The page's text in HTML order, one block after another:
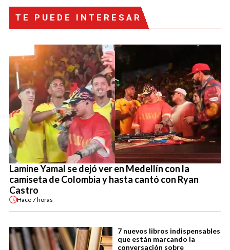
TE PUEDE INTERESAR
Lamine Yamal se dejó ver en Medellín con la
camiseta de Colombia y hasta cantó con Ryan
Castro
Hace7 horas
7 nuevos libros indispensables
que están marcando la
conversación sobre